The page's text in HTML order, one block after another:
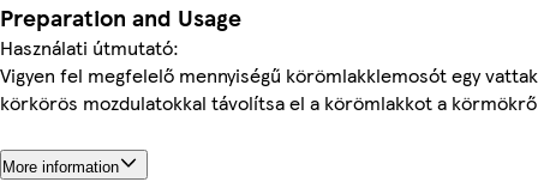
Preparation and Usage
Használati útmutató:
Vigyen fel megfelelő mennyiségű körömlakklemosót egy
körkörös mozdulatokkal távolítsa el a körömlakkot a
More information